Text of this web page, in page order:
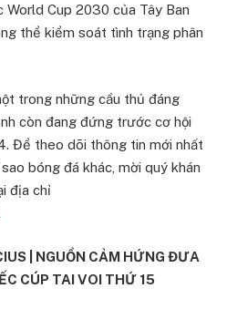
Cup 2030 của Tây Ban
thể kiểm soát tình trạng phân
trong những cầu thủ đáng
còn đang đứng trước cơ hội
Để theo dõi thông tin mới nhất
bóng đá khác, mời quý khán
địa chỉ
| NGUỒN CẢM HỨNG ĐƯA
CÚP TAI VOI THỨ 15